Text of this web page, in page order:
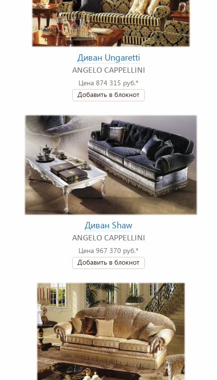
Диван Ungaretti
ANGELO CAPPELLINI
Цена 874 315 руб.*
Добавить в блокнот
Диван Shaw
ANGELO CAPPELLINI
Цена 967 370 руб.*
Добавить в блокнот